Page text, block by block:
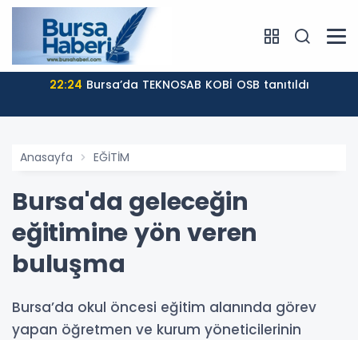
22:24 Bursa’da TEKNOSAB KOBİ OSB tanıtıldı
Anasayfa EĞİTİM
Bursa'da geleceğin
eğitimine yön veren
buluşma
Bursa’da okul öncesi eğitim alanında görev
yapan öğretmen ve kurum yöneticilerinin